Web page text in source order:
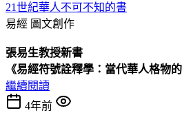
21世紀華人不可不知的書
易經 圖文創作
張易生教授新書
《易經符號詮釋學：當代華人格物
繼續閱讀
4年前